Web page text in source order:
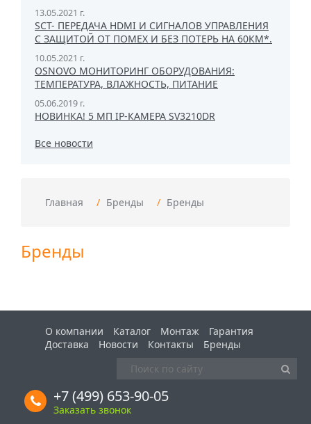
13.05.2021 г.
SCT- ПЕРЕДАЧА HDMI И СИГНАЛОВ УПРАВЛЕНИЯ
С ЗАЩИТОЙ ОТ ПОМЕХ И БЕЗ ПОТЕРЬ НА 60КМ*.
10.05.2021 г.
OSNOVO МОНИТОРИНГ ОБОРУДОВАНИЯ:
ТЕМПЕРАТУРА, ВЛАЖНОСТЬ, ПИТАНИЕ
05.06.2019 г.
НОВИНКА! 5 МП IP-КАМЕРА SV3210DR
Все новости
Главная Бренды Бренды
Бренды
О компании Каталог Монтаж
Гарантия
Доставка
Новости Контакты Бренды
+7 (499) 653-90-05
Заказать звонок